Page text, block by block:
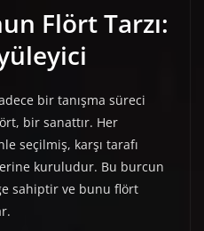
Flört Tarzı:
bir tanışma süreci
bir sanattır. Her
seçilmiş, karşı tarafı
kuruludur. Bu burcun
sahiptir ve bunu flört